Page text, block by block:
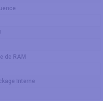
de RAM
Interne